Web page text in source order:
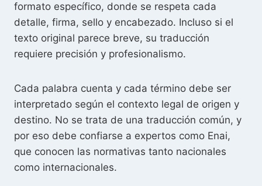
formato específico, donde se respeta cada
detalle, firma, sello y encabezado. Incluso si el
texto original parece breve, su traducción
requiere precisión y profesionalismo.
Cada palabra cuenta y cada término debe ser
interpretado según el contexto legal de origen y
destino. No se trata de una traducción común, y
por eso debe confiarse a expertos como Enai,
que conocen las normativas tanto nacionales
como internacionales.